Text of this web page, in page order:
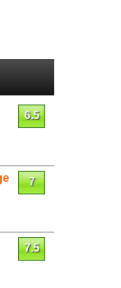
6.5
7
7.5